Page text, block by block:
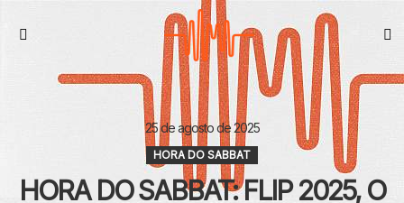
25 de agosto de 2025
HORA DO SABBAT
HORA DO SABBAT: FLIP 2025, O